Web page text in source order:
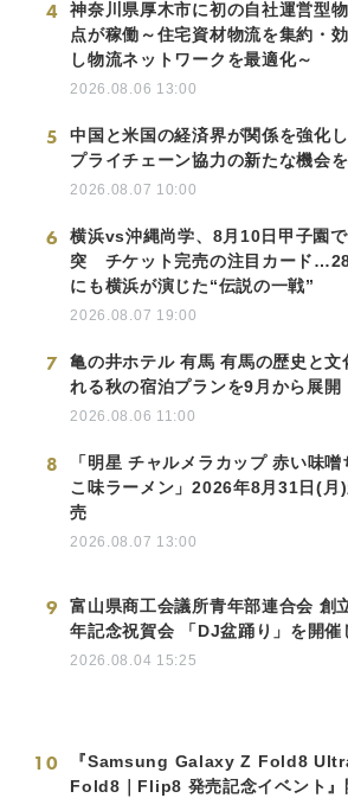
4
神奈川県厚木市に初の自社運営型
点が稼働～住宅資材物流を集約・
し物流ネットワークを最適化～
2026.08.06 13:00
5
中国と米国の経済界が関係を強化
プライチェーン協力の新たな機会
2026.08.07 10:00
6
横浜vs沖縄尚学、8月10日甲子園
突 チケット完売の注目カード
にも横浜が演じた“伝説の一戦”
2026.08.07 19:00
7
亀の井ホテル 有馬 有馬の歴史と文
れる秋の宿泊プランを9月から展開
2026.08.06 11:00
8
「明星 チャルメラカップ 赤い味噌
こ味ラーメン」2026年8月31日(月
売
2026.08.07 13:00
9
富山県商工会議所青年部連合会 創
年記念祝賀会 「DJ盆踊り」を開催
2026.08.04 15:25
10
『Samsung Galaxy Z Fold8
Fold8｜Flip8 発売記念イベント』